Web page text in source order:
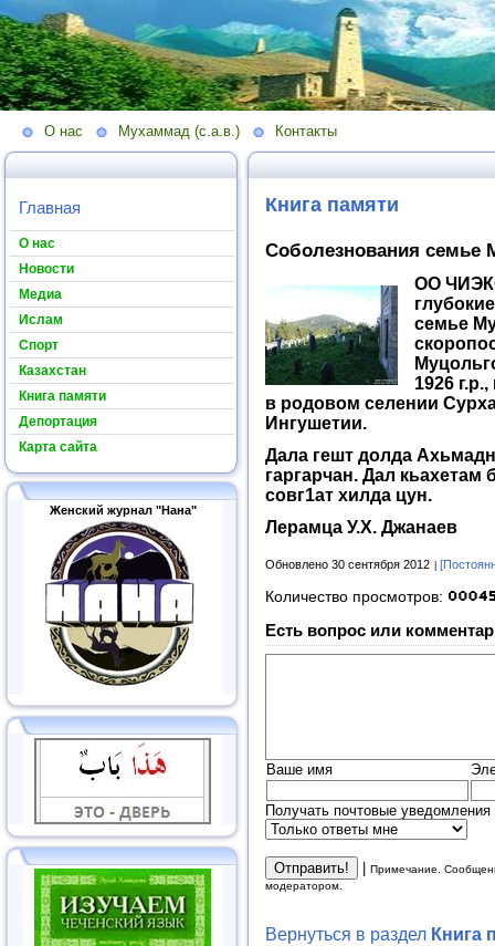
О нас Мухаммад (с.а.в.) Контакты
Главная
О нас
Новости
Медиа
Ислам
Спорт
Казахстан
Книга памяти
Депортация
Карта сайта
Женский журнал "Нана"
Книга памяти
Соболезнования семье
ОО
семье
1926
в родовом селении
Ингушетии.
Дала гешт долда
гаргарчан. Дал кьахетам
совг1ат хилда цун.
Лерамца У.Х. Джанаев
Обновлено 30 сентября 2012
Количество просмотров:
Есть вопрос или
Ваше имя
Получать почтовые уведомления
Примечание.
модератором.
Вернуться в раздел Книга